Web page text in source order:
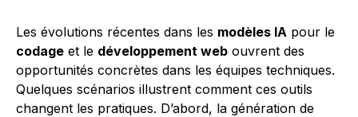
Les évolutions récentes dans les modèles IA pour le
codage et le développement web ouvrent des
opportunités concrètes dans les équipes techniques.
Quelques scénarios illustrent comment ces outils
changent les pratiques. D’abord, la génération de